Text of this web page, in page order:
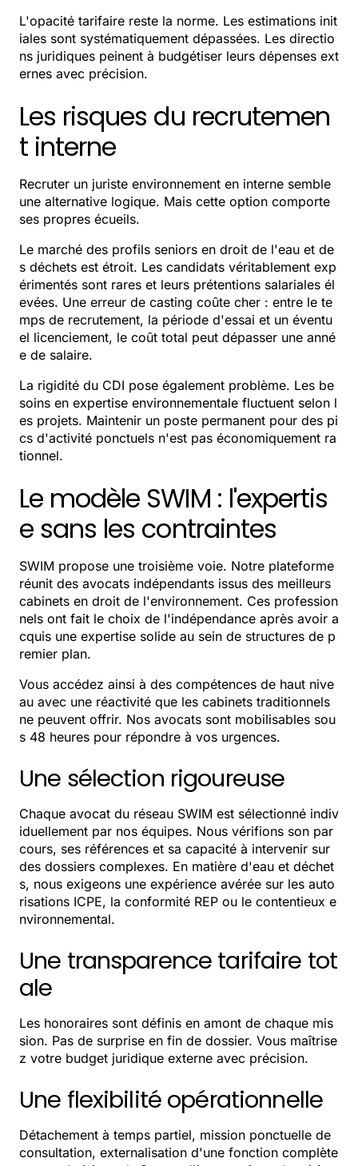
L'opacité tarifaire reste la norme. Les estimations init
iales sont systématiquement dépassées. Les directio
ns juridiques peinent à budgétiser leurs dépenses ext
ernes avec précision.
Les risques du recrutemen
t interne
Recruter un juriste environnement en interne semble
une alternative logique. Mais cette option comporte
ses propres écueils.
Le marché des profils seniors en droit de l'eau et de
s déchets est étroit. Les candidats véritablement exp
érimentés sont rares et leurs prétentions salariales él
evées. Une erreur de casting coûte cher : entre le te
mps de recrutement, la période d'essai et un éventu
el licenciement, le coût total peut dépasser une anné
e de salaire.
La rigidité du CDI pose également problème. Les be
soins en expertise environnementale fluctuent selon l
es projets. Maintenir un poste permanent pour des pi
cs d'activité ponctuels n'est pas économiquement ra
tionnel.
Le modèle SWIM : l'expertis
e sans les contraintes
SWIM propose une troisième voie. Notre plateforme
réunit des avocats indépendants issus des meilleurs
cabinets en droit de l'environnement. Ces profession
nels ont fait le choix de l'indépendance après avoir a
cquis une expertise solide au sein de structures de p
remier plan.
Vous accédez ainsi à des compétences de haut nive
au avec une réactivité que les cabinets traditionnels
ne peuvent offrir. Nos avocats sont mobilisables sou
s 48 heures pour répondre à vos urgences.
Une sélection rigoureuse
Chaque avocat du réseau SWIM est sélectionné indiv
iduellement par nos équipes. Nous vérifions son par
cours, ses références et sa capacité à intervenir sur
des dossiers complexes. En matière d'eau et déchet
s, nous exigeons une expérience avérée sur les auto
risations ICPE, la conformité REP ou le contentieux e
nvironnemental.
Une transparence tarifaire tot
ale
Les honoraires sont définis en amont de chaque mis
sion. Pas de surprise en fin de dossier. Vous maîtrise
z votre budget juridique externe avec précision.
Une flexibilité opérationnelle
Détachement à temps partiel, mission ponctuelle de
consultation, externalisation d'une fonction complète